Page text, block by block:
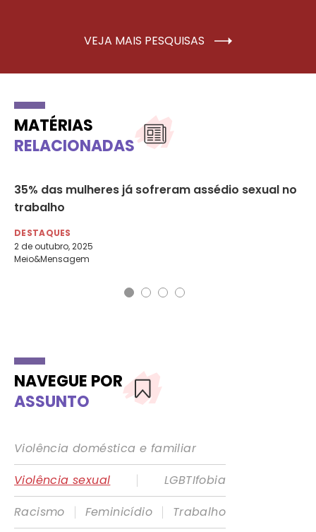
VEJA MAIS PESQUISAS
MATÉRIAS
RELACIONADAS
35% das mulheres já sofreram assédio sexual no
trabalho
DESTAQUES
2 de outubro, 2025
Meio&Mensagem
NAVEGUE POR
ASSUNTO
Violência doméstica e familiar
Violência sexual
|
LGBTIfobia
Racismo
| Feminicídio |
Trabalho